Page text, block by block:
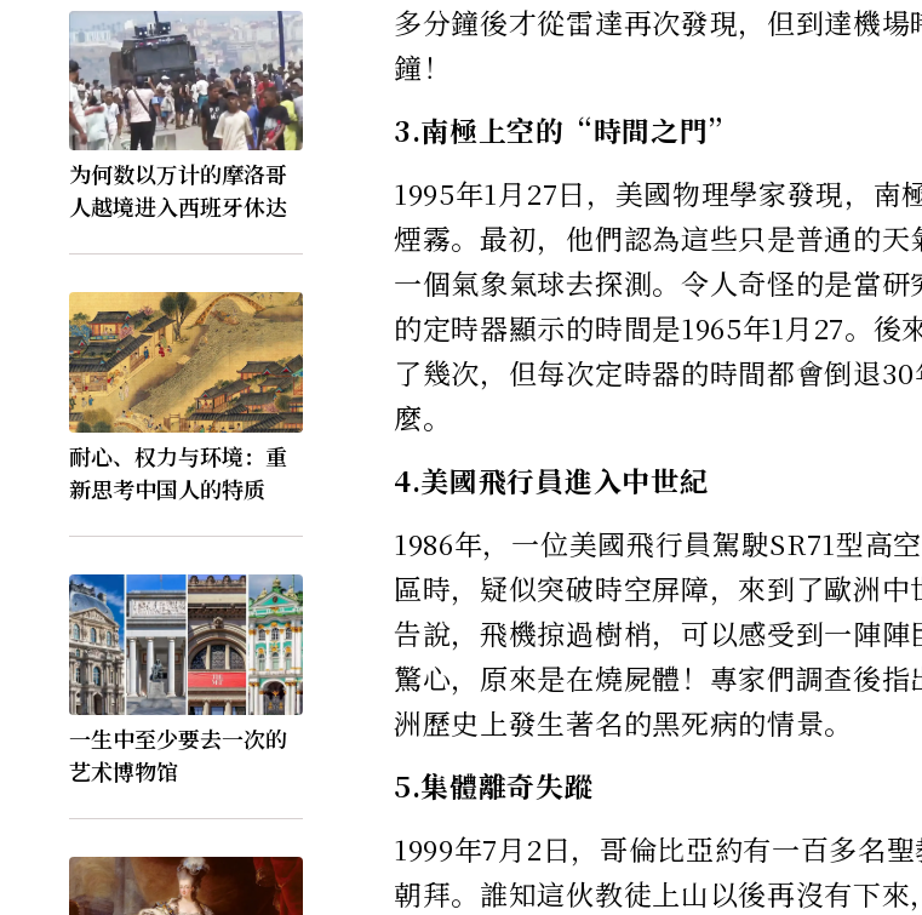
为何数以万计的摩洛哥
人越境进入西班牙休达
耐心、权力与环境：重
新思考中国人的特质
一生中至少要去一次的
艺术博物馆
多分鐘後才從雷達再次發現，但到達機
鐘！
3.南極上空的“時間之門”
1995年1月27日，美國物理學家發現，南
煙霧。最初，他們認為這些只是普通的
一個氣象氣球去探測。令人奇怪的是當
的定時器顯示的時間是1965年1月27。後
了幾次，但每次定時器的時間都會倒退
麼。
4.美國飛行員進入中世紀
1986年，一位美國飛行員駕駛SR71型高
區時，疑似突破時空屏障，來到了歐洲
告說，飛機掠過樹梢，可以感受到一陣
驚心，原來是在燒屍體！專家們調查後
洲歷史上發生著名的黑死病的情景。
5.集體離奇失蹤
1999年7月2日，哥倫比亞約有一百多名
朝拜。誰知這伙教徒上山以後再沒有下